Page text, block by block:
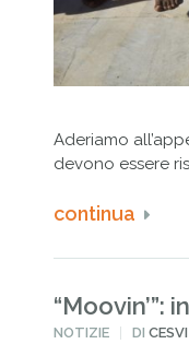
Aderiamo
devono essere
continua
“Moovin’”:
PUBBLICATO
NOTIZIE DICESVI